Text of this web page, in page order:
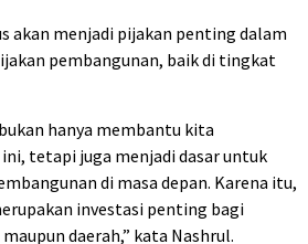
akan menjadi pijakan penting dalam
pembangunan, baik di tingkat
hanya membantu kita
tetapi juga menjadi dasar untuk
di masa depan. Karena itu,
investasi penting bagi
daerah,” kata Nashrul.